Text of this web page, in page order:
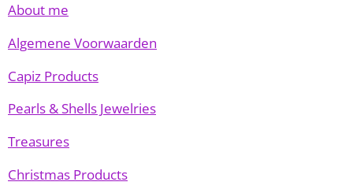
About me
Algemene Voorwaarden
Capiz Products
Pearls & Shells Jewelries
Treasures
Christmas Products